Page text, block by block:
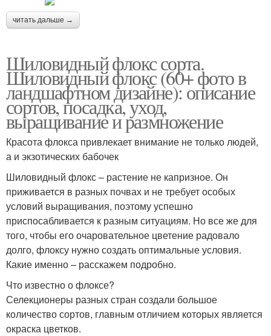
читать дальше →
Шиловидный флокс сорта.
Шиловидный флокс (60+ фото в
ландшафтном дизайне): описание
сортов, посадка, уход,
выращивание и размножение
Красота флокса привлекает внимание не только людей,
а и экзотических бабочек
Шиловидный флокс – растение не капризное. Он
приживается в разных почвах и не требует особых
условий выращивания, поэтому успешно
приспосабливается к разным ситуациям. Но все же для
того, чтобы его очаровательное цветение радовало
долго, флоксу нужно создать оптимальные условия.
Какие именно – расскажем подробно.
Что известно о флоксе?
Селекционеры разных стран создали большое
количество сортов, главным отличием которых является
окраска цветков.